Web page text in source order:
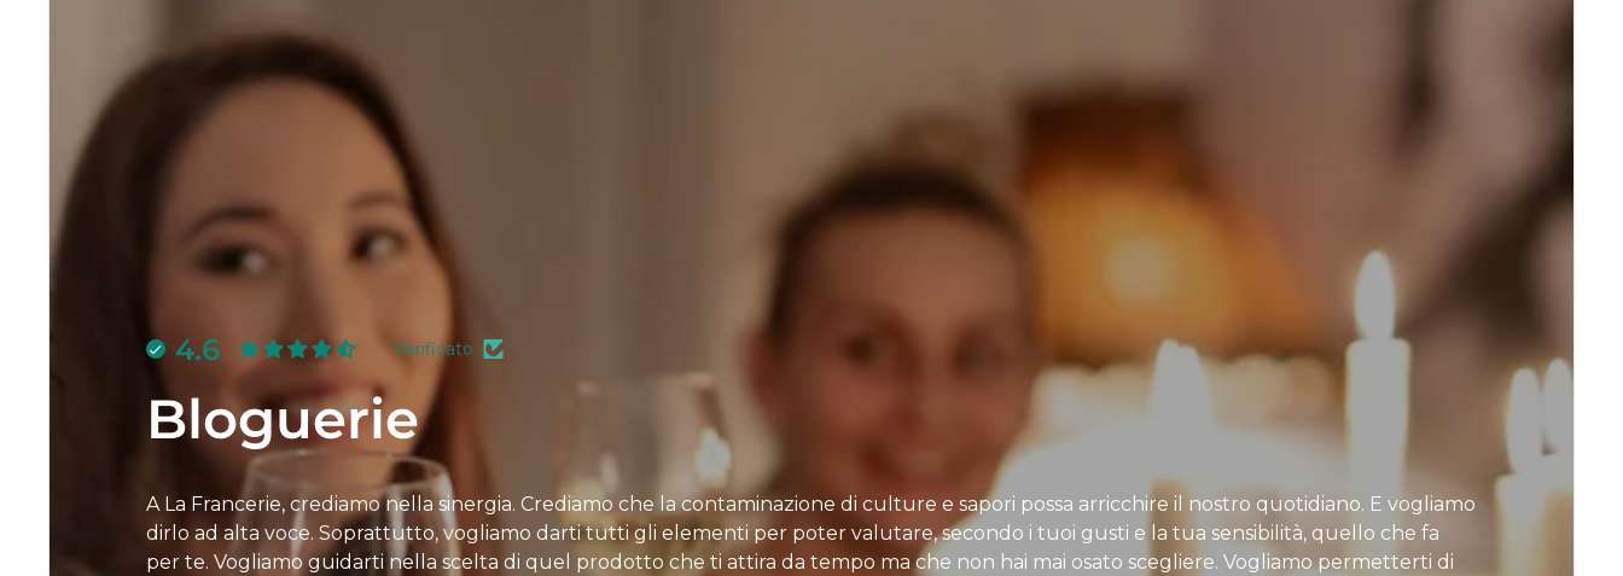
4.6 Verificato
Bloguerie
A La Francerie, crediamo nella sinergia. Crediamo che la contaminazione di culture e sapori possa arricchire il nostro quotidiano. E vogliamo
dirlo ad alta voce. Soprattutto, vogliamo darti tutti gli elementi per poter valutare, secondo i tuoi gusti e la tua sensibilità, quello che fa
per te. Vogliamo guidarti nella scelta di quel prodotto che ti attira da tempo ma che non hai mai osato scegliere. Vogliamo permetterti di